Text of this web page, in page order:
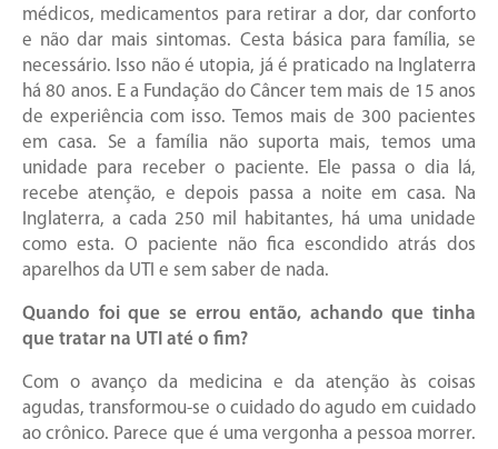
médicos, medicamentos para retirar a dor, dar conforto
e não dar mais sintomas. Cesta básica para família, se
necessário. Isso não é utopia, já é praticado na Inglaterra
há 80 anos. E a Fundação do Câncer tem mais de 15 anos
de experiência com isso. Temos mais de 300 pacientes
em casa. Se a família não suporta mais, temos uma
unidade para receber o paciente. Ele passa o dia lá,
recebe atenção, e depois passa a noite em casa. Na
Inglaterra, a cada 250 mil habitantes, há uma unidade
como esta. O paciente não fica escondido atrás dos
aparelhos da UTI e sem saber de nada.
Quando foi que se errou então, achando que tinha
que tratar na UTI até o fim?
Com o avanço da medicina e da atenção às coisas
agudas, transformou-se o cuidado do agudo em cuidado
ao crônico. Parece que é uma vergonha a pessoa morrer.